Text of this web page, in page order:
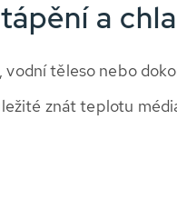
a
těleso nebo
znát teplotu